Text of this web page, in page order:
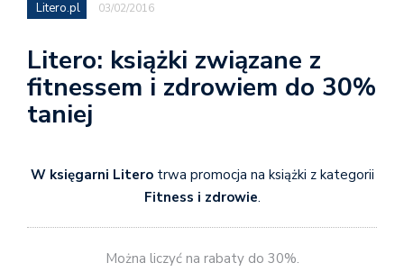
Litero.pl 03/02/2016
Litero: książki związane z
fitnessem i zdrowiem do 30%
taniej
W księgarni Literotrwa promocja na książki z kategorii
Fitness i zdrowie.
Można liczyć na rabaty do 30%.